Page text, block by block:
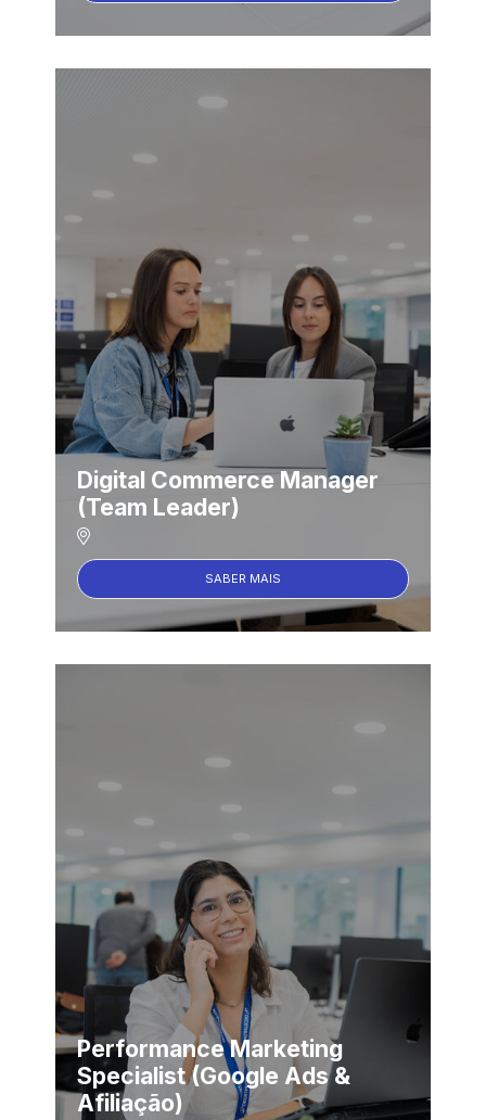
Digital Commerce Manager
(Team Leader)
SABER MAIS
Performance Marketing
Specialist (Google Ads &
Afiliação)